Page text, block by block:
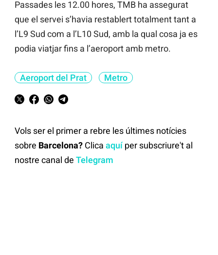
Passades les 12.00 hores, TMB ha assegurat
que el servei s’havia restablert totalment tant a
l’L9 Sud com a l’L10 Sud, amb la qual cosa ja es
podia viatjar fins a l’aeroport amb metro.
Aeroport del Prat Metro
Vols ser el primer a rebre les últimes notícies
sobre Barcelona? Clica aquíper subscriure't al
nostre canal de Telegram